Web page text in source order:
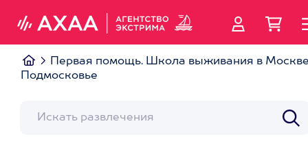
Первая помощь. Школа выживания в
Подмосковье